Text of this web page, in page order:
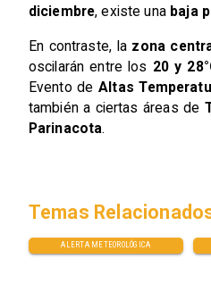
diciembre, existe unabaja
​En contraste, lazona
oscilarán entre los 20 y
Evento deAltas
también a ciertas áreas de
Parinacota.
ALERTA METEOROLÓGICA
Temas